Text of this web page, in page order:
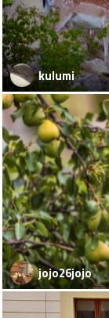
kulumi
jojo26jojo